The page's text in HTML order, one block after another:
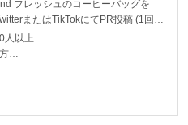
の上、クリスマスのプレ
して５個入りセットの箱
フレッシュのコーヒーバッグを
またはTikTokにてPR投稿 (1回以
人以上